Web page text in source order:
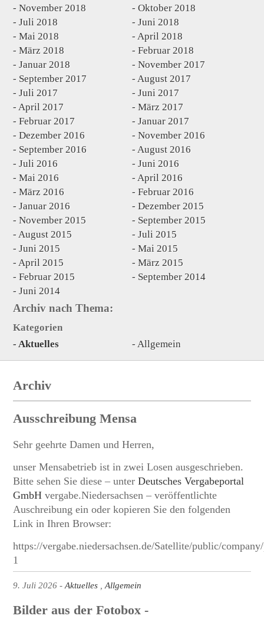
November 2018
Oktober 2018
Juli 2018
Juni 2018
Mai 2018
April 2018
März 2018
Februar 2018
Januar 2018
November 2017
September 2017
August 2017
Juli 2017
Juni 2017
April 2017
März 2017
Februar 2017
Januar 2017
Dezember 2016
November 2016
September 2016
August 2016
Juli 2016
Juni 2016
Mai 2016
April 2016
März 2016
Februar 2016
Januar 2016
Dezember 2015
November 2015
September 2015
August 2015
Juli 2015
Juni 2015
Mai 2015
April 2015
März 2015
Februar 2015
September 2014
Juni 2014
Archiv nach Thema:
Kategorien
Aktuelles
Allgemein
Archiv
Ausschreibung Mensa
Sehr geehrte Damen und Herren,
unser Mensabetrieb ist in zwei Losen ausgeschrieben.
Bitte sehen Sie diese – unter Deutsches Vergabeportal
GmbH vergabe.Niedersachsen – veröffentlichte
Auschreibung ein oder kopieren Sie den folgenden
Link in Ihren Browser:
https://vergabe.niedersachsen.de/Satellite/public/
1
9. Juli 2026 Aktuelles Allgemein
Bilder aus der Fotobox -